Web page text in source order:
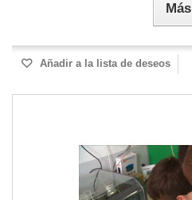
Más
Añadir a la lista de deseos